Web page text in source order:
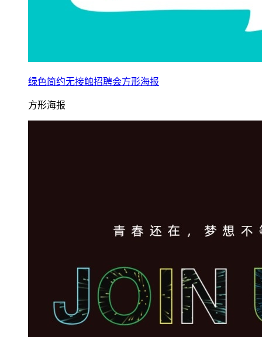
绿色简约无接触招聘会方形海报
方形海报